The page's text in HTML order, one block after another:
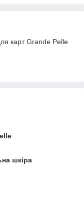
карт Grande Pelle
шкіра